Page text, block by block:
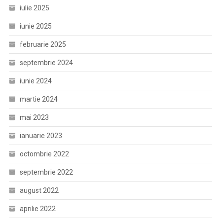
iulie 2025
iunie 2025
februarie 2025
septembrie 2024
iunie 2024
martie 2024
mai 2023
ianuarie 2023
octombrie 2022
septembrie 2022
august 2022
aprilie 2022